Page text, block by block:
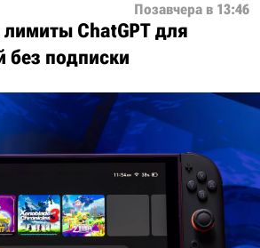
Позавчера в 13:46
лимиты ChatGPT для
без подписки